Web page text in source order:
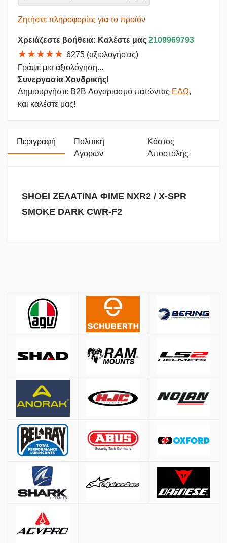
Ζητήστε πληροφορίες για το προϊόν
Χρειάζεστε βοήθεια: Καλέστε μας 2109969793
★★★★★ 6275 (αξιολογήσεις)
Γράψε μια αξιολόγηση...
Συνεργασία Χονδρικής!
Δημιουργήστε B2B Λογαριασμό πατώντας ΕΔΩ,
και καλέστε μας!
Περιγραφή
Πολιτική
Αγορών
Κόστος
Αποστολής
SHOEI ΖΕΛΑΤΙΝΑ ΦΙΜΕ NXR2 / Χ-SPR
SMOKE DARK CWR-F2
Αποστολές
Όλες οι αποστολές πραγματοποιούνται μέσω και
Αθήνα:2.90€
Αντικαταβολή: +
1.50€
Δωρεάν μεταφορικά για παραγγελίες άνω των
* Εξαιρούνται βαριά/ογκώδη προϊόντα (π.χ. μπαγκαζιέρες), όπου η χρέωση
γίνεται βάσει βάρους ανεξαρτήτως ποσού.
Τρόποι Πληρωμής
PayPal